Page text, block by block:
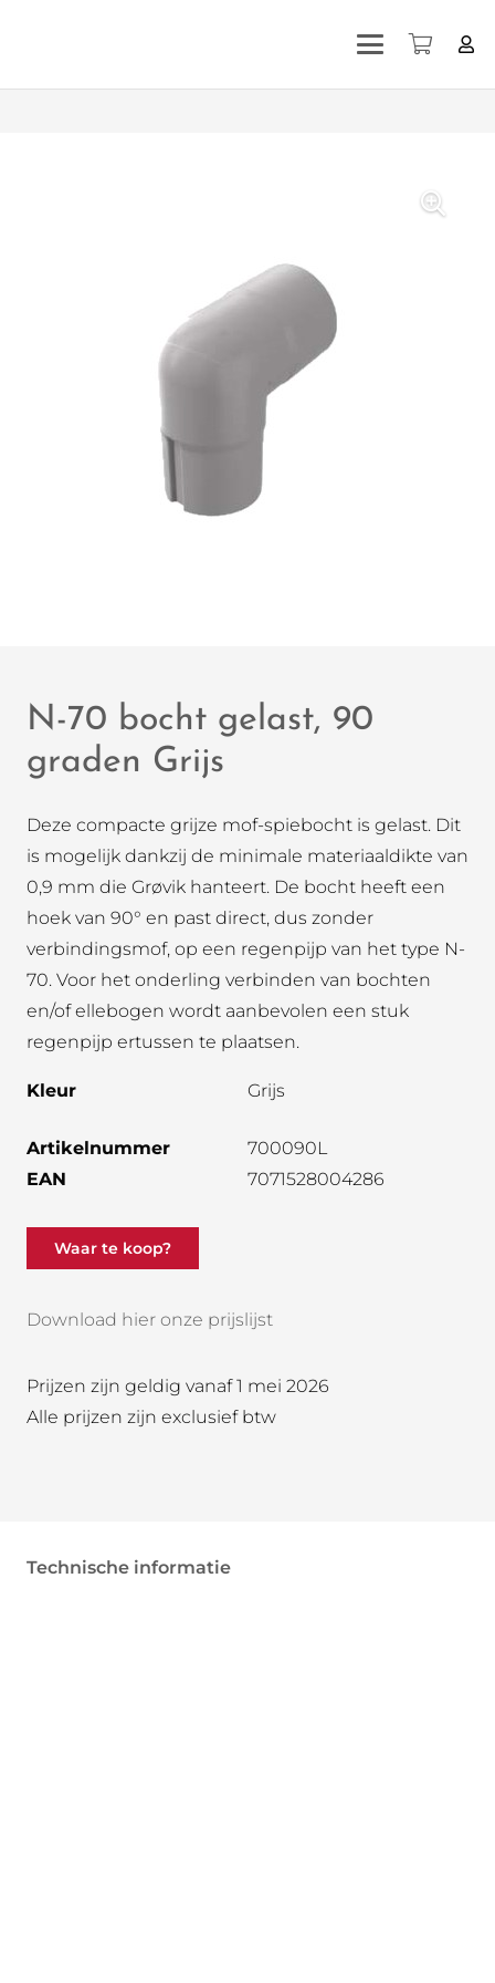
N-70 bocht gelast, 90
graden Grijs
Deze compacte grijze mof-spiebocht is gelast. Dit
is mogelijk dankzij de minimale materiaaldikte van
0,9 mm die Grøvik hanteert. De bocht heeft een
hoek van 90° en past direct, dus zonder
verbindingsmof, op een regenpijp van het type N-
70. Voor het onderling verbinden van bochten
en/of ellebogen wordt aanbevolen een stuk
regenpijp ertussen te plaatsen.
Kleur Grijs
Artikelnummer
700090L
EAN
7071528004286
Waar te koop?
Download hier onze prijslijst
Prijzen zijn geldig vanaf 1 mei 2026
Alle prijzen zijn exclusief btw
Technische informatie